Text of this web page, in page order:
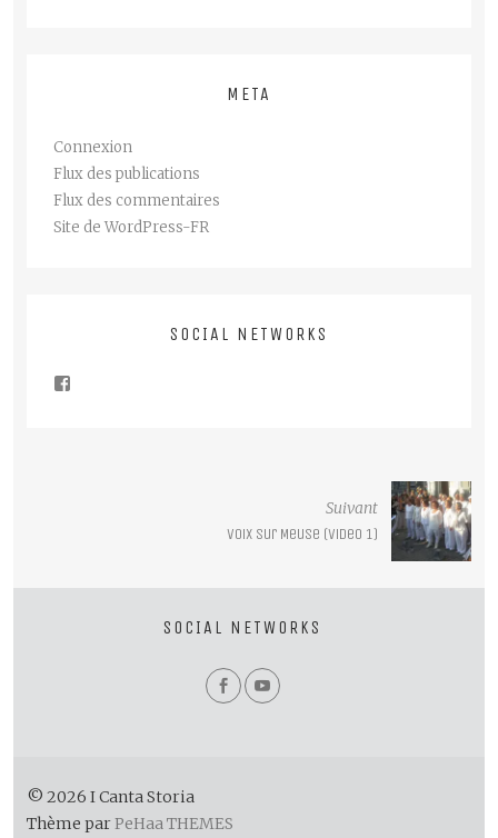
META
Connexion
Flux des publications
Flux des commentaires
Site de WordPress-FR
SOCIAL NETWORKS
Suivant
Voix sur Meuse (video 1)
SOCIAL NETWORKS
© 2026 I Canta Storia
Thème parPeHaa THEMES